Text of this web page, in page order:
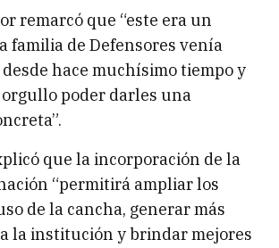
remarcó que “este era un
familia de Defensores venía
hace muchísimo tiempo y
poder darles una
que la incorporación de la
“permitirá ampliar los
de la cancha, generar más
la institución y brindar mejores